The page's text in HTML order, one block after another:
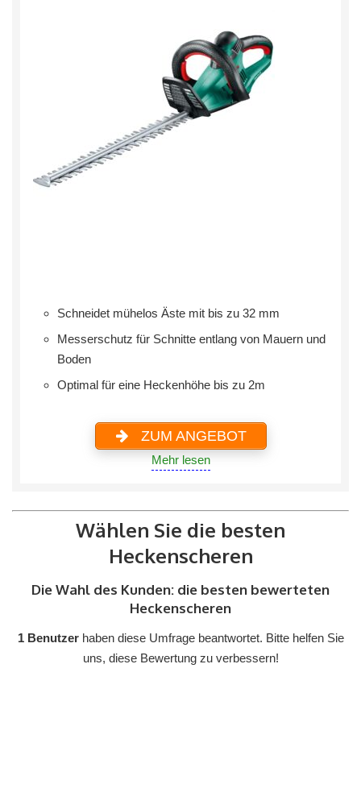
Schneidet mühelos Äste mit bis zu 32 mm
Messerschutz für Schnitte entlang von Mauern und
Boden
Optimal für eine Heckenhöhe bis zu 2m
ZUM ANGEBOT
Mehr lesen
Wählen Sie die besten
Heckenscheren
Die Wahl des Kunden: die besten bewerteten
Heckenscheren
1 Benutzerhaben diese Umfrage beantwortet. Bitte helfen Sie
uns, diese Bewertung zu verbessern!